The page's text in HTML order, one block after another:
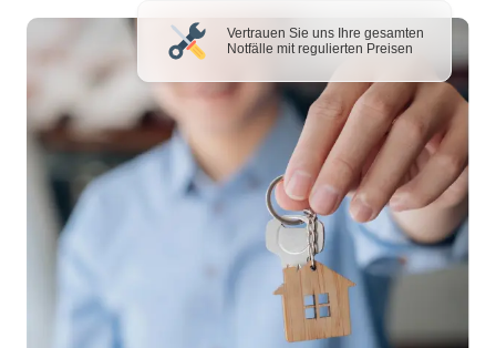
Vertrauen Sie uns Ihre gesamten
Notfälle mit regulierten Preisen